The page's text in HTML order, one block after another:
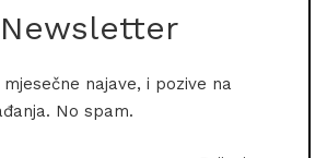
Newsletter
najave, i pozive na
No spam.